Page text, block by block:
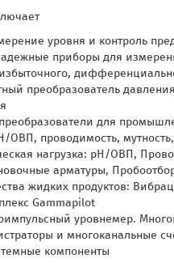
уровня и контроль
приборы для
преобразователь
для
проводимость,
нагрузка: pH/ОВП,
арматуры,
жидких продуктов:
Gammapilot
уровнемер.
и многоканальные
компоненты